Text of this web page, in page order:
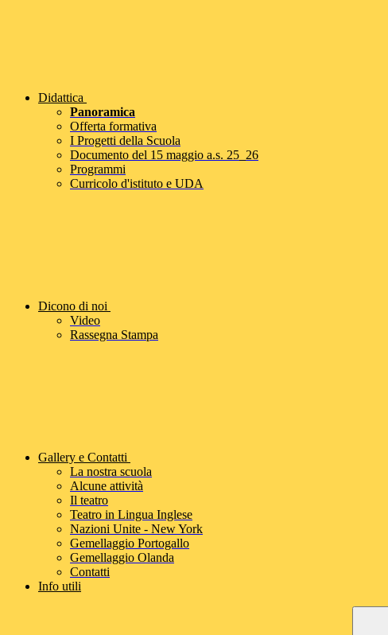
Didattica
Panoramica
Offerta formativa
I Progetti della Scuola
Documento del 15 maggio a.s. 25_26
Programmi
Curricolo d'istituto e UDA
Dicono di noi
Video
Rassegna Stampa
Gallery e Contatti
La nostra scuola
Alcune attività
Il teatro
Teatro in Lingua Inglese
Nazioni Unite - New York
Gemellaggio Portogallo
Gemellaggio Olanda
Contatti
Info utili